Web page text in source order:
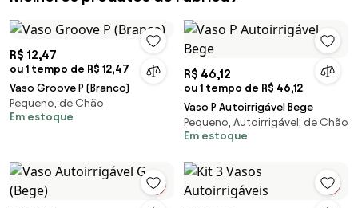
R$ 12,47
ou 1 tempo de R$ 12,47
Vaso Groove P (Branco)
Pequeno, de Chão
Em estoque
R$ 46,12
ou 1 tempo de R$ 46,12
Vaso P Autoirrigável Bege
Pequeno, Autoirrigável, de Chão
Em estoque